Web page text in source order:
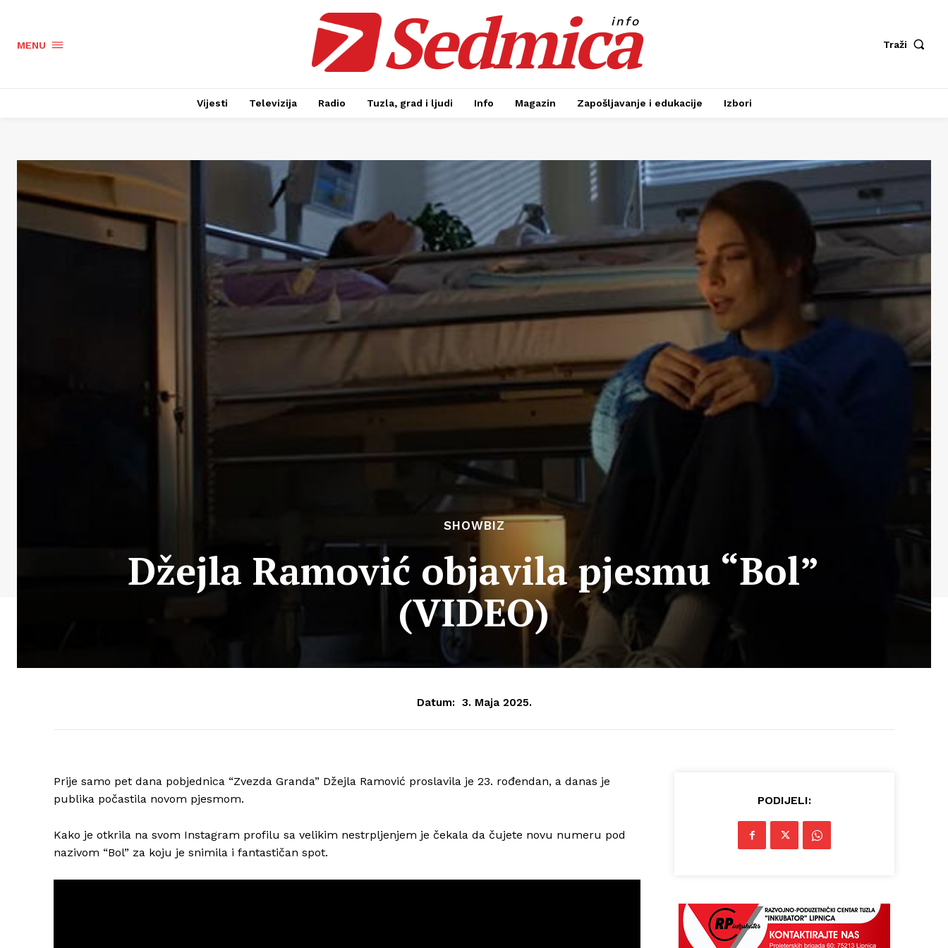
MENU Sedmica
info
Traži
Vijesti Televizija Radio Tuzla, grad i ljudi Info Magazin Zapošljavanje i edukacije Izbori
SHOWBIZ
Džejla Ramović objavila pjesmu “Bol”
(VIDEO)
Datum: 3. Maja 2025.
Prije samo pet dana pobjednica “Zvezda Granda” Džejla Ramović proslavila je 23. rođendan, a danas je
publika počastila novom pjesmom.
Kako je otkrila na svom Instagram profilu sa velikim nestrpljenjem je čekala da čujete novu numeru pod
nazivom “Bol” za koju je snimila i fantastičan spot.
PODIJELI: